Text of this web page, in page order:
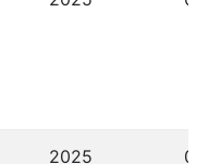
2025 06/